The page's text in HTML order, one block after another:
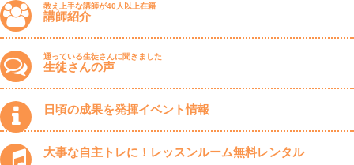
教え上手な講師が40人以上在籍
講師紹介
通っている生徒さんに聞きました
生徒さんの声
日頃の成果を発揮イベント情報
大事な自主トレに！レッスンルーム無料レンタル